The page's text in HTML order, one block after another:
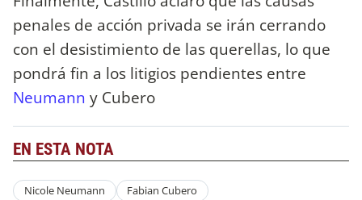
penales de acción privada se irán cerrando
con el desistimiento de las querellas, lo que
pondrá fin a los litigios pendientes entre
Neumann y Cubero
EN ESTA NOTA
Nicole Neumann Fabian Cubero